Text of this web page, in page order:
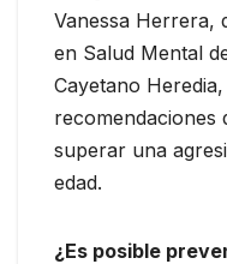
Vanessa Herrera,
en Salud Mental
Cayetano
recomendaciones
superar una
edad.
¿Es posible